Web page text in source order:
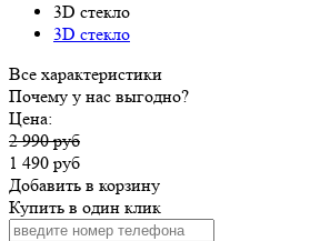
3D стекло
3D стекло
Все характеристики
Почему у нас выгодно?
Цена:
2 990 руб
1 490 руб
Добавить в корзину
Купить в один клик